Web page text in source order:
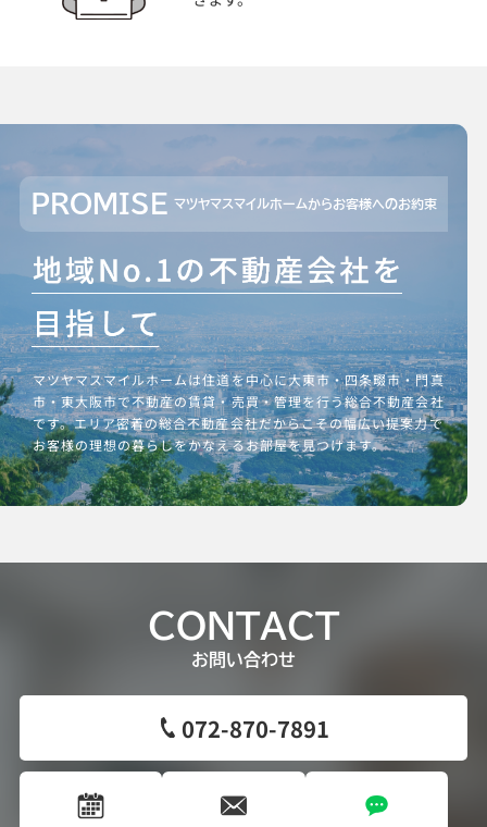
PROMISE マツヤマスマイルホームからお客様へのお約束
マツヤマスマイルホームは住道を中心に大東市・四条畷市・門真
市・東大阪市で不動産の賃貸・売買・管理を行う総合不動産会社
です。エリア密着の総合不動産会社だからこその幅広い提案力で
お客様の理想の暮らしをかなえるお部屋を見つけます。
CONTACT
お問い合わせ
072-870-7891